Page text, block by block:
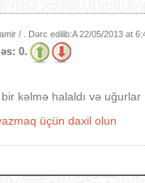
/ . Dərc edilib:A22/05/2013 at
0.
kəlmə halaldı və uğurlar
üçün daxil olun